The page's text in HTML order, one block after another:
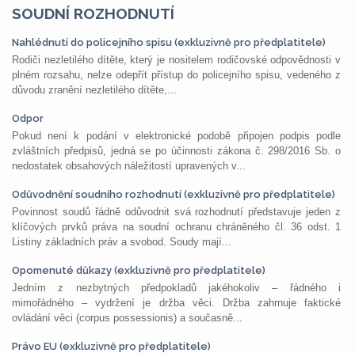
SOUDNÍ ROZHODNUTÍ
Nahlédnutí do policejního spisu (exkluzivně pro předplatitele)
Rodiči nezletilého dítěte, který je nositelem rodičovské odpovědnosti v
plném rozsahu, nelze odepřít přístup do policejního spisu, vedeného z
důvodu zranění nezletilého dítěte,...
Odpor
Pokud není k podání v elektronické podobě připojen podpis podle
zvláštních předpisů, jedná se po účinnosti zákona č. 298/2016 Sb. o
nedostatek obsahových náležitostí upravených v...
Odůvodnění soudního rozhodnutí (exkluzivně pro předplatitele)
Povinnost soudů řádně odůvodnit svá rozhodnutí představuje jeden z
klíčových prvků práva na soudní ochranu chráněného čl. 36 odst. 1
Listiny základních práv a svobod. Soudy mají...
Opomenuté důkazy (exkluzivně pro předplatitele)
Jedním z nezbytných předpokladů jakéhokoliv – řádného i
mimořádného – vydržení je držba věci. Držba zahrnuje faktické
ovládání věci (corpus possessionis) a současně...
Právo EU (exkluzivně pro předplatitele)